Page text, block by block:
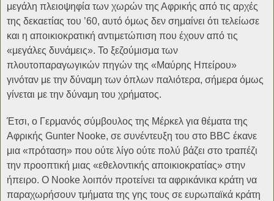
μεγάλη πλειοψηφία των χωρών της Αφρικής από τις αρχές
της δεκαετίας του ’60, αυτό όμως δεν σημαίνει ότι τελείωσε
και η αποικιοκρατική αντιμετώπιση που έχουν από τις
«μεγάλες δυνάμεις». Το ξεζούμισμα των
πλουτοπαραγωγικών πηγών της «Μαύρης Ηπείρου»
γινόταν με την δύναμη των όπλων παλιότερα, σήμερα όμως
γίνεται με την δύναμη του χρήματος.
Έτσι, ο Γερμανός σύμβουλος της Μέρκελ για θέματα της
Αφρικής Gunter Nooke, σε συνέντευξη του στο BBC έκανε
μια «πρόταση» που ούτε λίγο ούτε πολύ βάζει στο τραπέζι
την προοπτική μιας «εθελοντικής αποικιοκρατίας» στην
ήπειρο. Ο Nooke λοιπόν προτείνει τα αφρικάνικα κράτη να
παραχωρήσουν τμήματα της γης τους σε ευρωπαϊκά κράτη